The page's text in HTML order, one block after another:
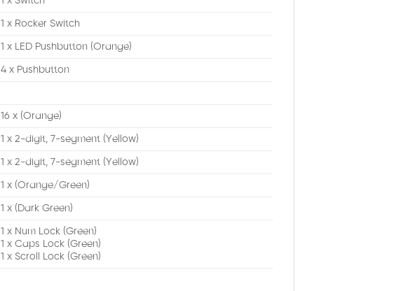
1 x Rocker Switch
1 x LED Pushbutton (Orange)
4 x Pushbutton
16 x (Orange)
1 x 2-digit, 7-segment (Yellow)
1 x 2-digit, 7-segment (Yellow)
1 x (Orange/Green)
1 x (Dark Green)
1 x Num Lock (Green)
1 x Caps Lock (Green)
1 x Scroll Lock (Green)